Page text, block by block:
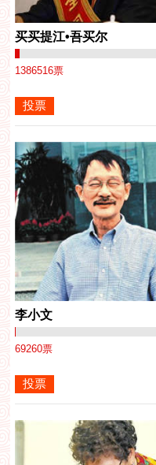
买买提江•吾买尔
1386516票
李小文
69260票